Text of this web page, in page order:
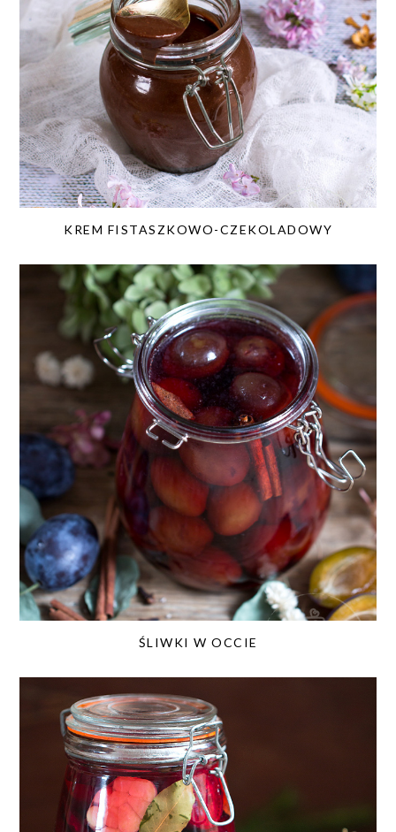
KREM FISTASZKOWO-CZEKOLADOWY
ŚLIWKI W OCCIE